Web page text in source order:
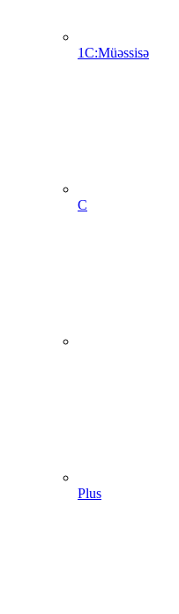
1C:Müəssisə
C
Plus